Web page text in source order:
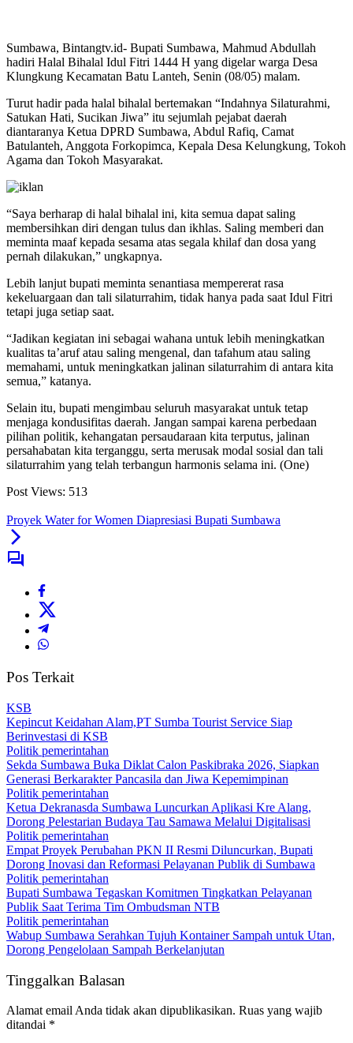
Sumbawa, Bintangtv.id- Bupati Sumbawa, Mahmud Abdullah
hadiri Halal Bihalal Idul Fitri 1444 H yang digelar warga Desa
Klungkung Kecamatan Batu Lanteh, Senin (08/05) malam.
Turut hadir pada halal bihalal bertemakan “Indahnya Silaturahmi,
Satukan Hati, Sucikan Jiwa” itu sejumlah pejabat daerah
diantaranya Ketua DPRD Sumbawa, Abdul Rafiq, Camat
Batulanteh, Anggota Forkopimca, Kepala Desa Kelungkung, Tokoh
Agama dan Tokoh Masyarakat.
“Saya berharap di halal bihalal ini, kita semua dapat saling
membersihkan diri dengan tulus dan ikhlas. Saling memberi dan
meminta maaf kepada sesama atas segala khilaf dan dosa yang
pernah dilakukan,” ungkapnya.
Lebih lanjut bupati meminta senantiasa mempererat rasa
kekeluargaan dan tali silaturrahim, tidak hanya pada saat Idul Fitri
tetapi juga setiap saat.
“Jadikan kegiatan ini sebagai wahana untuk lebih meningkatkan
kualitas ta’aruf atau saling mengenal, dan tafahum atau saling
memahami, untuk meningkatkan jalinan silaturrahim di antara kita
semua,” katanya.
Selain itu, bupati mengimbau seluruh masyarakat untuk tetap
menjaga kondusifitas daerah. Jangan sampai karena perbedaan
pilihan politik, kehangatan persaudaraan kita terputus, jalinan
persahabatan kita terganggu, serta merusak modal sosial dan tali
silaturrahim yang telah terbangun harmonis selama ini. (One)
Post Views: 513
Proyek Water for Women Diapresiasi Bupati Sumbawa
Pos Terkait
KSB
Kepincut Keidahan Alam,PT Sumba Tourist Service Siap
Berinvestasi di KSB
Politik pemerintahan
Sekda Sumbawa Buka Diklat Calon Paskibraka 2026, Siapkan
Generasi Berkarakter Pancasila dan Jiwa Kepemimpinan
Politik pemerintahan
Ketua Dekranasda Sumbawa Luncurkan Aplikasi Kre Alang,
Dorong Pelestarian Budaya Tau Samawa Melalui Digitalisasi
Politik pemerintahan
Empat Proyek Perubahan PKN II Resmi Diluncurkan, Bupati
Dorong Inovasi dan Reformasi Pelayanan Publik di Sumbawa
Politik pemerintahan
Bupati Sumbawa Tegaskan Komitmen Tingkatkan Pelayanan
Publik Saat Terima Tim Ombudsman NTB
Politik pemerintahan
Wabup Sumbawa Serahkan Tujuh Kontainer Sampah untuk Utan,
Dorong Pengelolaan Sampah Berkelanjutan
Tinggalkan Balasan
Alamat email Anda tidak akan dipublikasikan. Ruas yang wajib
ditandai *